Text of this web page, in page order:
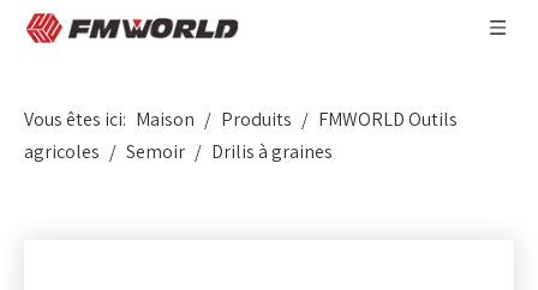
Vous êtes ici: Maison / Produits / FMWORLD Outils
agricoles / Semoir / Drilis à graines